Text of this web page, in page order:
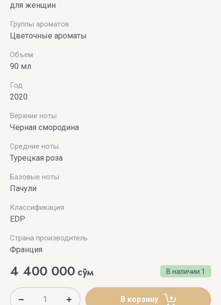
для женщин
Группы ароматов
Цветочные ароматы
Объем
90 мл
Год
2020
Верхние ноты
Черная смородина
Средние ноты
Турецкая роза
Базовые ноты
Пачули
Классификация
EDP
Страна производитель
Франция
В наличии 1
4 400 000 сўм
В корзину